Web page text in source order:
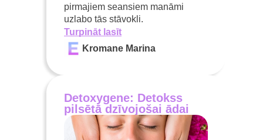
pirmajiem seansiem manāmi
uzlabo tās stāvokli.
Turpināt lasīt
Kromane Marina
Detoxygene: Detokss
pilsētā dzīvojošai ādai